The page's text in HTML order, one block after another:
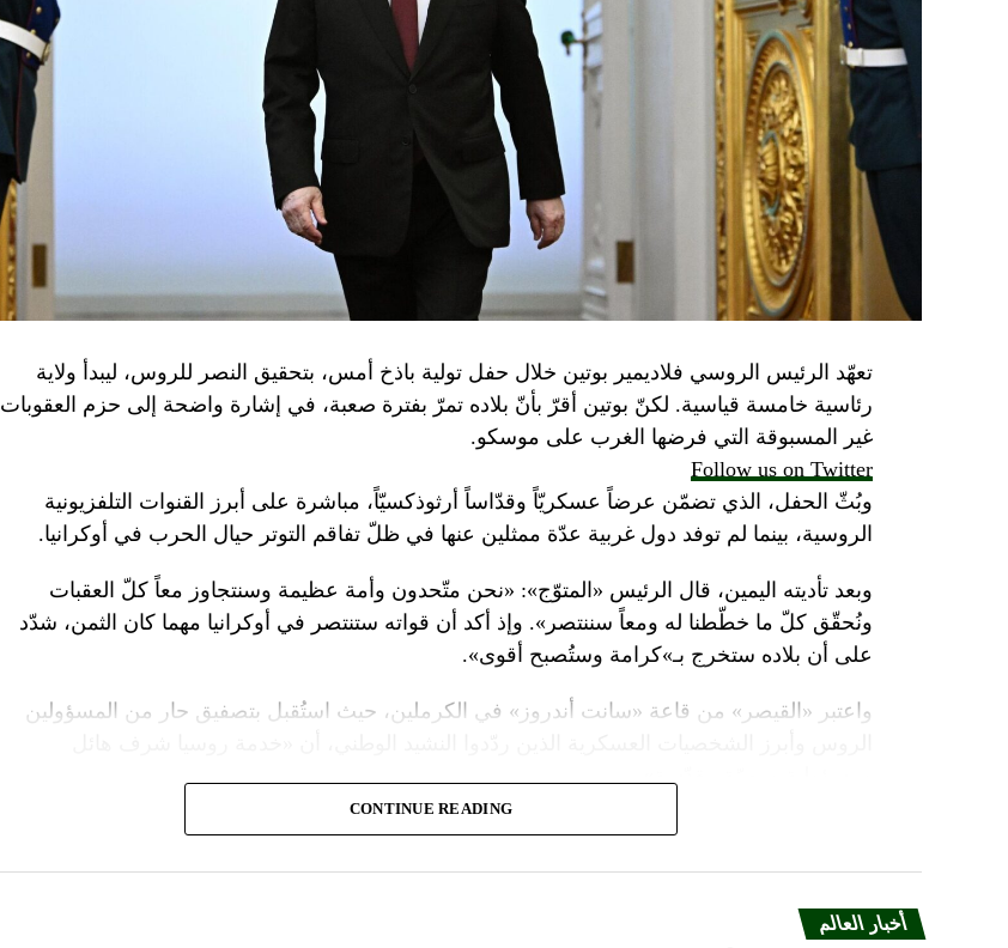
تعهّد الرئيس الروسي فلاديمير بوتين خلال حفل تولية باذخ أمس، بتحقيق النصر للروس، ليبدأ ولاية
رئاسية خامسة قياسية. لكنّ بوتين أقرّ بأنّ بلاده تمرّ بفترة صعبة، في إشارة واضحة إلى حزم العقوبات
غير المسبوقة التي فرضها الغرب على موسكو.
Follow us on Twitter
وبُثّ الحفل، الذي تضمّن عرضاً عسكريّاً وقدّاساً أرثوذكسيّاً، مباشرة على أبرز القنوات التلفزيونية
الروسية، بينما لم توفد دول غربية عدّة ممثلين عنها في ظلّ تفاقم التوتر حيال الحرب في أوكرانيا.
وبعد تأديته اليمين، قال الرئيس «المتوّج»: «نحن متّحدون وأمة عظيمة وسنتجاوز معاً كلّ العقبات
ونُحقّق كلّ ما خطّطنا له ومعاً سننتصر». وإذ أكد أن قواته ستنتصر في أوكرانيا مهما كان الثمن، شدّد
على أن بلاده ستخرج بـ»كرامة وستُصبح أقوى».
واعتبر «القيصر» من قاعة «سانت أندروز» في الكرملين، حيث استُقبل بتصفيق حار من المسؤولين
وبعدما وقف بمفرده تحت المطر بينما شاهد عرضاً عسكريّاً، باركه رئيس الكنيسة الأرثوذكسية الروسية
CONTINUE READING
أخبار العالم